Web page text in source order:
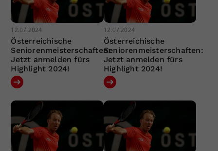
12.07.2024
Österreichische
Seniorenmeisterschaften:
Jetzt anmelden fürs
Highlight 2024!
12.07.2024
Österreichische
Seniorenmeisterschaften:
Jetzt anmelden fürs
Highlight 2024!